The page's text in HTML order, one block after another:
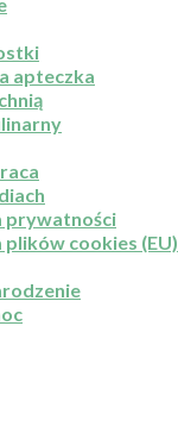
apteczka
prywatności
cookies (EU)